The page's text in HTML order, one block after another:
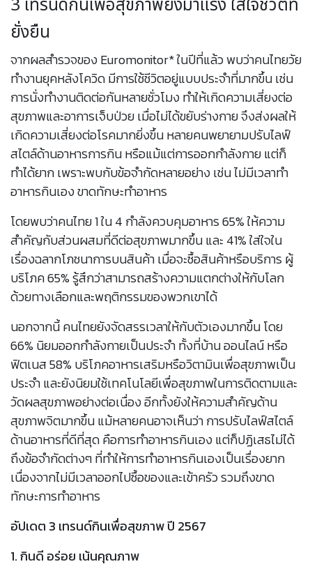
3 เทรนด์กินเพื่อสุขภาพยังมาแรง ใส่ใจชีวิตที่
ยั่งยืน
จากผลสำรวจของ Euromonitor* ในปีที่แล้ว พบว่าคนไทยวัย
ทำงานยุคหลังโควิด มีการใช้ชีวิตอยู่แบบประจำที่มากขึ้น เช่น
การนั่งทำงานติดต่อกันหลายชั่วโมง ทำให้เกิดความเสี่ยงต่อ
สุขภาพและอาการเจ็บป่วย เมื่อไม่ได้ขยับร่างกาย จึงส่งผลให้
เกิดความเสี่ยงต่อโรคมากยิ่งขึ้น หลายคนพยายามปรับไลฟ์
สไตล์ด้านอาหารการกิน หรือแม้แต่การออกกำลังกาย แต่ก็
ทำได้ยาก เพราะพบกับข้อจำกัดหลายอย่าง เช่น ไม่มีเวลาทำ
อาหารกินเอง ขาดทักษะทำอาหาร
โดยพบว่าคนไทย 1 ใน 4 กำลังควบคุมอาหาร 65% ให้ความ
สำคัญกับส่วนผสมที่ดีต่อสุขภาพมากขึ้น และ 41% ใส่ใจใน
เรื่องฉลากโภชนาการบนสินค้า เมื่อจะซื้อสินค้าหรือบริการ ผู้
บริโภค 65% รู้สึกว่าสามารถสร้างความแตกต่างให้กับโลก
ด้วยทางเลือกและพฤติกรรมของพวกเขาได้
นอกจากนี้ คนไทยยังจัดสรรเวลาให้กับตัวเองมากขึ้น โดย
66% นิยมออกกำลังกายเป็นประจำ ทั้งที่บ้าน ออนไลน์ หรือ
ฟิตเนส 58% บริโภคอาหารเสริมหรือวิตามินเพื่อสุขภาพเป็น
ประจำ และยังนิยมใช้เทคโนโลยีเพื่อสุขภาพในการติดตามและ
วัดผลสุขภาพอย่างต่อเนื่อง อีกทั้งยังให้ความสำคัญด้าน
สุขภาพจิตมากขึ้น แม้หลายคนอาจเห็นว่า การปรับไลฟ์สไตล์
ด้านอาหารที่ดีที่สุด คือการทำอาหารกินเอง แต่ก็ปฏิเสธไม่ได้
ถึงข้อจำกัดต่างๆ ที่ทำให้การทำอาหารกินเองเป็นเรื่องยาก
เนื่องจากไม่มีเวลาออกไปซื้อของและเข้าครัว รวมถึงขาด
ทักษะการทำอาหาร
อัปเดต 3 เทรนด์กินเพื่อสุขภาพ ปี 2567
1.กินดี อร่อย เน้นคุณภาพ